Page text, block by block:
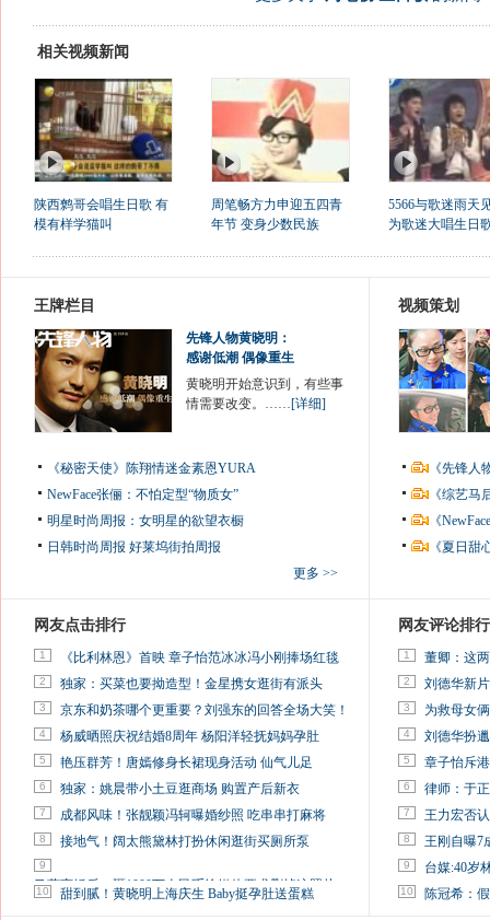
相关视频新闻
陕西鹩哥会唱生日歌 有
模有样学猫叫
周笔畅方力申迎五四青
年节 变身少数民族
5566与歌迷雨天
为歌迷大唱生日
王牌栏目
先锋人物黄晓明：
感谢低潮 偶像重生
黄晓明开始意识到，有些事
情需要改变。……[详细]
《秘密天使》陈翔情迷金素恩YURA
NewFace张俪：不怕定型“物质女”
明星时尚周报：女明星的欲望衣橱
日韩时尚周报 好莱坞街拍周报
更多 >>
视频策划
《先锋
《综艺
《
《夏日
网友点击排行
1 《比利林恩》首映 章子怡范冰冰冯小刚捧场红毯
2 独家：买菜也要拗造型！金星携女逛街有派头
3 京东和奶茶哪个更重要？刘强东的回答全场大笑！
4 杨威晒照庆祝结婚8周年 杨阳洋轻抚妈妈孕肚
5 艳压群芳！唐嫣修身长裙现身活动 仙气儿足
6 独家：姚晨带小土豆逛商场 购置产后新衣
7 成都风味！张靓颖冯轲曝婚纱照 吃串串打麻将
8 接地气！阔太熊黛林打扮休闲逛街买厕所泵
9
马蓉离婚后，砸1000万人民币给媒体要求删掉这照片
10 甜到腻！黄晓明上海庆生 Baby挺孕肚送蛋糕
网友评论排行
1 董卿：这
2 刘德华新
3 为救母女
4 刘德华扮
5 章子怡斥
6 律师：于
7 王力宏否
8 王刚自曝7
9 台媒:40岁
10 陈冠希：